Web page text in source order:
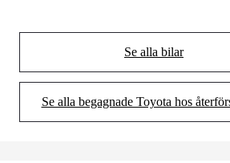
Se alla bilar
(Opens in new
Se alla begagnade Toyota hos
(Opens in